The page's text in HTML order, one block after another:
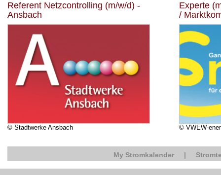
Referent Netzcontrolling (m/w/d) -
Ansbach
© Stadtwerke Ansbach
Experte
/
© VWEW-
My Stromkalender |